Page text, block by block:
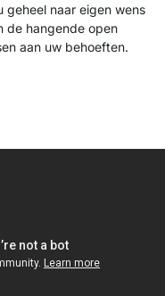
geheel naar eigen wens
de hangende open
aan uw behoeften.